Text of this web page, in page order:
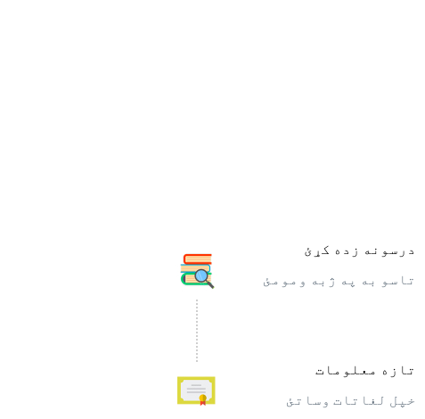
درسونه زده کړئ
تاسو به په ژبه ومومئ
تازه معلومات
خپل لغاتات وساتئ